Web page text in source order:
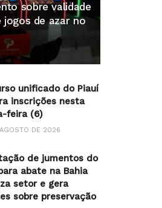
sobre validade
jogos de azar no
unificado do Piauí
inscrições nesta
feira (6)
DE 2026
de jumentos do
abate na Bahia
setor e gera
sobre preservação